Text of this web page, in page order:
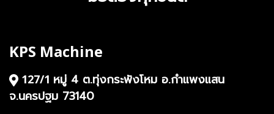
KPS Machine
127/1 หมู่ 4 ต.ทุ่งกระพังโหม อ.กำแพงแสน
จ.นครปฐม 73140